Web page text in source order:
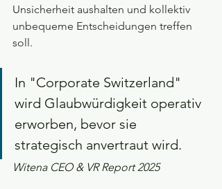
Unsicherheit aushalten und kollektiv
unbequeme Entscheidungen treffen
soll.
In "Corporate Switzerland"
wird Glaubwürdigkeit operativ
erworben, bevor sie
strategisch anvertraut wird.
Witena CEO & VR Report 2025